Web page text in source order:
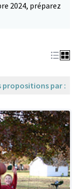
2024, préparez
propositions par :